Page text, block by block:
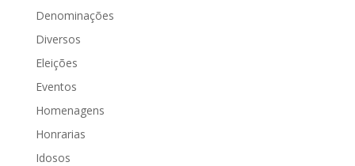
Denominações
Diversos
Eleições
Eventos
Homenagens
Honrarias
Idosos